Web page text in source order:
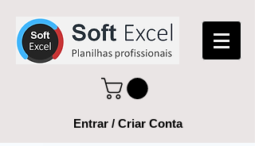
Entrar / Criar Conta